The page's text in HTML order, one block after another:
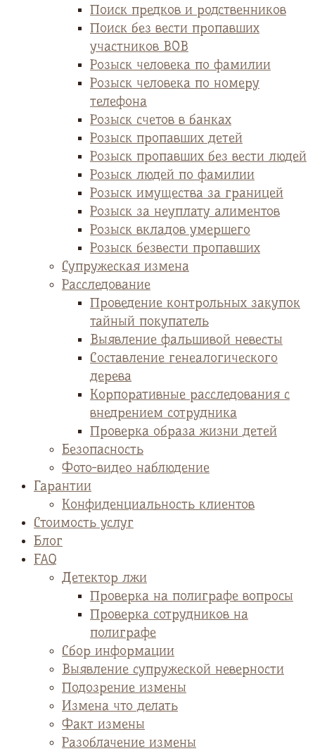
Поиск предков и родственников
Поиск без вести пропавших
участников ВОВ
Розыск человека по фамилии
Розыск человека по номеру
телефона
Розыск счетов в банках
Розыск пропавших детей
Розыск пропавших без вести людей
Розыск людей по фамилии
Розыск имущества за границей
Розыск за неуплату алиментов
Розыск вкладов умершего
Розыск безвести пропавших
Супружеская измена
Расследование
Проведение контрольных закупок
тайный покупатель
Выявление фальшивой невесты
Cоставление генеалогического
дерева
Корпоративные расследования с
внедрением сотрудника
Проверка образа жизни детей
Безопасность
Фото-видео наблюдение
Гарантии
Конфиденциальность клиентов
Стоимость услуг
Блог
FAQ
Детектор лжи
Проверка на полиграфе вопросы
Проверка сотрудников на
полиграфе
Сбор информации
Выявление супружеской неверности
Подозрение измены
Измена что делать
Факт измены
Разоблачение измены